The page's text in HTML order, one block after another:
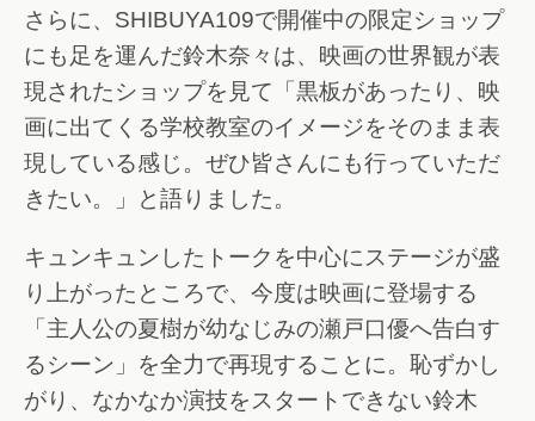
さらに、SHIBUYA109で開催中の限定ショップ
にも足を運んだ鈴木奈々は、映画の世界観が表
現されたショップを見て「黒板があったり、映
画に出てくる学校教室のイメージをそのまま表
現している感じ。ぜひ皆さんにも行っていただ
きたい。」と語りました。
キュンキュンしたトークを中心にステージが盛
り上がったところで、今度は映画に登場する
「主人公の夏樹が幼なじみの瀬戸口優へ告白す
るシーン」を全力で再現することに。恥ずかし
がり、なかなか演技をスタートできない鈴木